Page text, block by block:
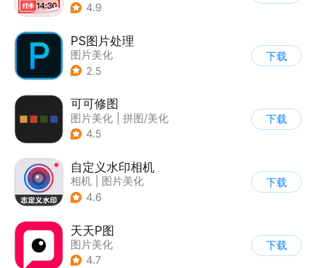
4.9
PS图片处理
图片美化
2.5
下载
可可修图
图片美化
拼图/美化
4.5
下载
自定义水印相机
相机
图片美化
4.6
下载
天天P图
图片美化
4.7
下载